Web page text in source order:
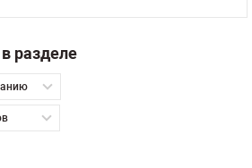
разделе